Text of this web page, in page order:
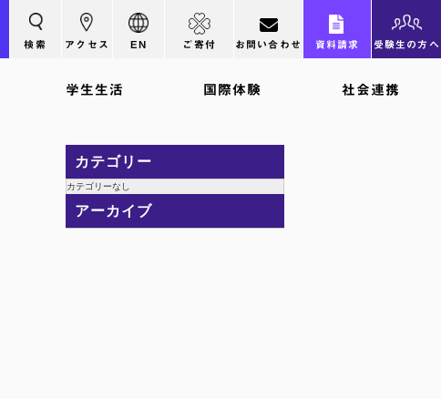
検索 アクセス EN ご寄付 お問い合わせ 資料請求 受験生の方へ
学生生活 国際体験 社会連携
カテゴリー
カテゴリーなし
アーカイブ